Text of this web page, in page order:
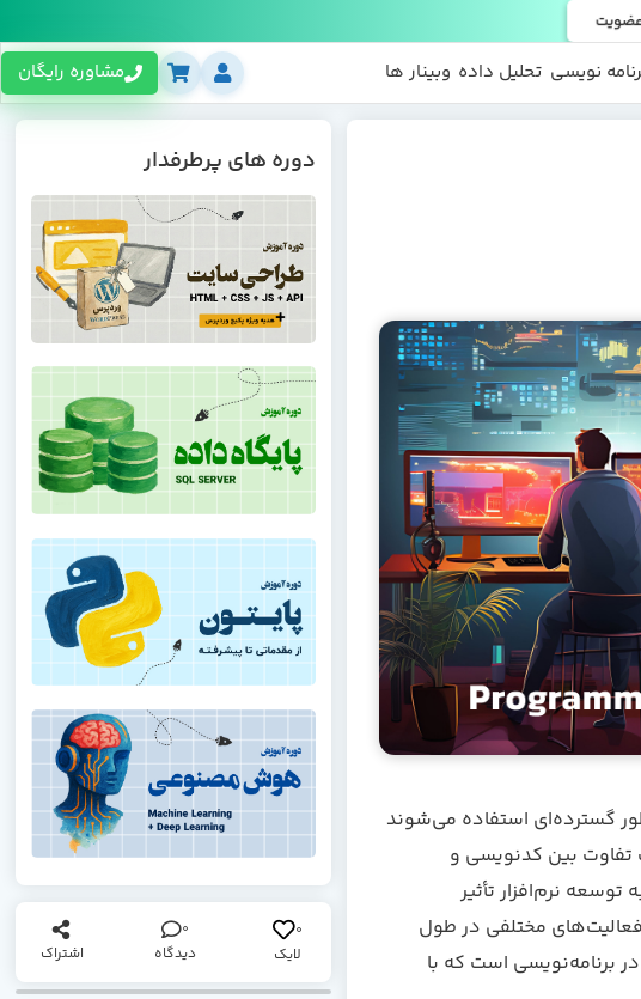
نویسی تحلیل داده وبینار ها مشاوره رایگان
گسترده‌ای استفاده می‌شوند
تفاوت بین کدنویسی و
نرم‌افزار تأثیر
مختلفی در طول
برنامه‌نویسی است که با
دوره های پرطرفدار
0
لایک
0
دیدگاه اشتراک